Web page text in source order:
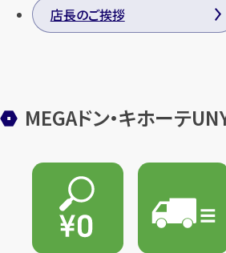
店長のご挨拶
MEGAドン・キホーテ